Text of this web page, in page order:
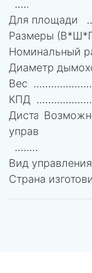
Для площади
Размеры
Номинальный
Диаметр
Вес
КПД
Дистанционное
управление
Вид управления
Страна